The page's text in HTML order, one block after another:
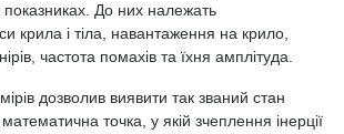
До них належать
крила і тіла, навантаження на крило,
частота помахів та їхня амплітуда.
дозволив виявити так званий стан
точка, у якій зчеплення інерції